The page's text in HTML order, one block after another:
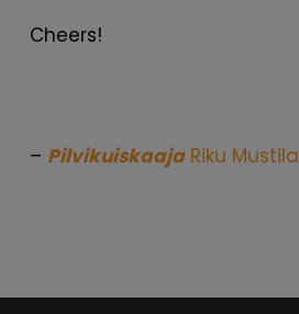
Cheers!
– Pilvikuiskaaja Riku Mustila